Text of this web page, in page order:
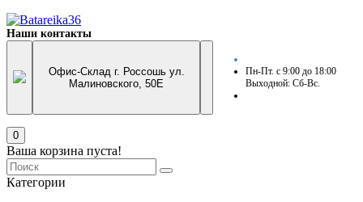
Наши контакты
Офис-Склад г. Россошь ул.
Малиновского, 50Е
Пн-Пт. с 9:00 до 18:00
Выходной: Сб-Вс.
0
Ваша корзина пуста!
Категории